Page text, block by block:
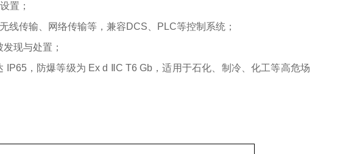
置；
传输、网络传输等，兼容DCS、PLC等控制系统；
现与处置；
，防爆等级为 Ex d ⅡC T6 Gb，适用于石化、制冷、化工等高危场